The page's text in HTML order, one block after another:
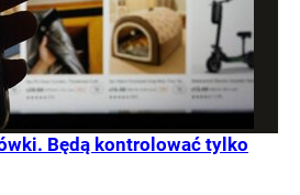
Będą kontrolować tylko